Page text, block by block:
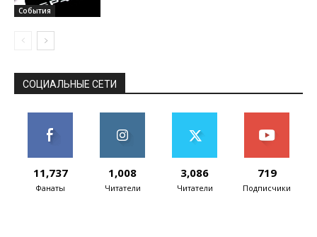
События
СОЦИАЛЬНЫЕ СЕТИ
11,737
Фанаты
1,008
Читатели
3,086
Читатели
719
Подписчики